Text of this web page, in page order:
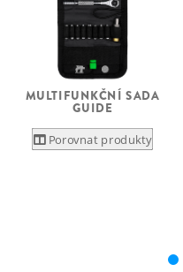
MULTIFUNKČNÍ SADA
GUIDE
Porovnat produkty